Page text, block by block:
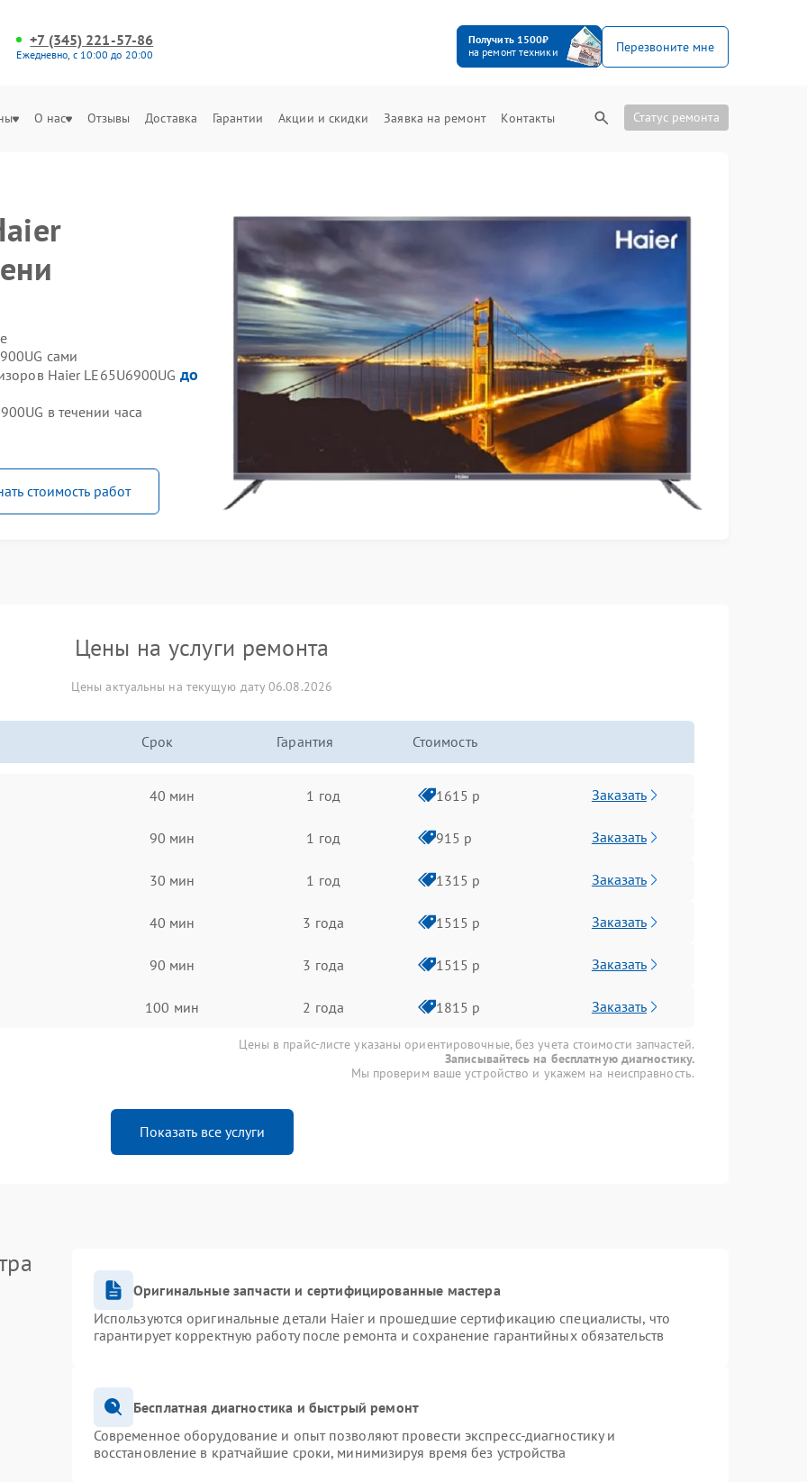
+7 (345) 221-57-86
Ежедневно, с 10:00 до 20:00
Получить 1500₽
на ремонт техники
Перезвоните мне
О нас Отзывы Доставка Гарантии Акции и скидки Заявка на ремонт Контакты Статус ремонта
сами
Haier LE65U6900UG до
в течении часа
стоимость работ
Цены на услуги ремонта
Цены актуальны на текущую дату 06.08.2026
Срок Гарантия Стоимость
40 мин 1 год 1615 р Заказать
90 мин 1 год 915 р Заказать
30 мин 1 год 1315 р Заказать
40 мин 3 года 1515 р Заказать
90 мин 3 года 1515 р Заказать
100 мин 2 года 1815 р Заказать
Цены в прайс-листе указаны ориентировочные, без учета стоимости запчастей.
Записывайтесь на бесплатную диагностику.
Мы проверим ваше устройство и укажем на неисправность.
Показать все услуги
Оригинальные запчасти и сертифицированные мастера
Используются оригинальные детали Haier и прошедшие сертификацию специалисты, что
гарантирует корректную работу после ремонта и сохранение гарантийных обязательств
Бесплатная диагностика и быстрый ремонт
Современное оборудование и опыт позволяют провести экспресс-диагностику и
восстановление в кратчайшие сроки, минимизируя время без устройства